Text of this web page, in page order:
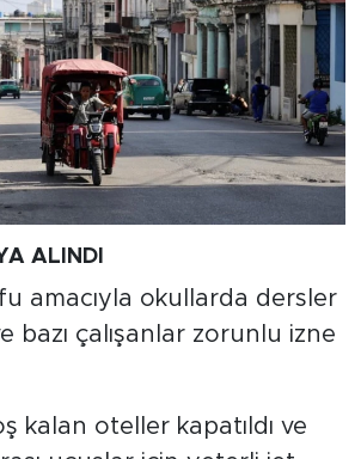
ALINDI
amacıyla okullarda dersler
bazı çalışanlar zorunlu izne
kalan oteller kapatıldı ve